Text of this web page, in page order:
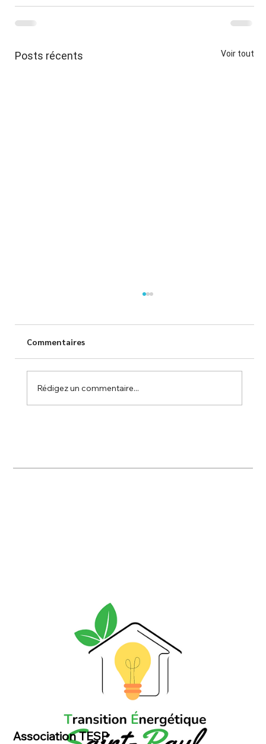
Posts récents Voir tout
Commentaires
Rédigez un commentaire...
Association TESP